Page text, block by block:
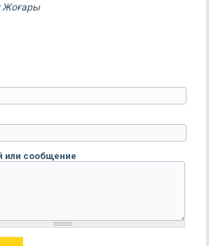
Жоғары
или сообщение